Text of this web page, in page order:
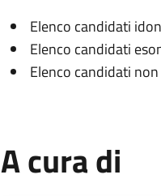
Elenco candidati
Elenco candidati
Elenco candidati
A cura di